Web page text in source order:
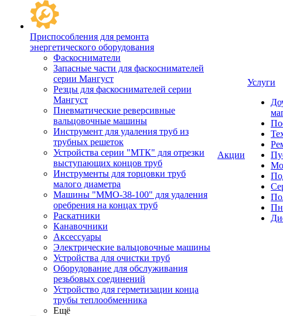
Приспособления для ремонта
энергетического оборудования
Фаскосниматели
Запасные части для фаскоснимателей
серии Мангуст
Резцы для фаскоснимателей серии
Мангуст
Пневматические реверсивные
вальцовочные машины
Инструмент для удаления труб из
трубных решеток
Устройства серии "МТК" для отрезки
выступающих концов труб
Инструменты для торцовки труб
малого диаметра
Машины "ММО-38-100" для удаления
оребрения на концах труб
Раскатники
Канавочники
Аксессуары
Электрические вальцовочные машины
Устройства для очистки труб
Оборудование для обслуживания
резьбовых соединений
Устройство для герметизации конца
трубы теплообменника
Ещё
Акции
Услуги